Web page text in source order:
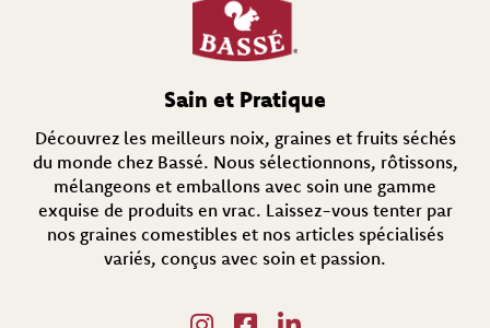
Sain et Pratique
Découvrez les meilleurs noix, graines et fruits séchés
du monde chez Bassé. Nous sélectionnons, rôtissons,
mélangeons et emballons avec soin une gamme
exquise de produits en vrac. Laissez-vous tenter par
nos graines comestibles et nos articles spécialisés
variés, conçus avec soin et passion.